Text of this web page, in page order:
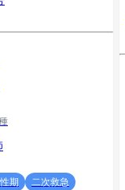
期
二次救急